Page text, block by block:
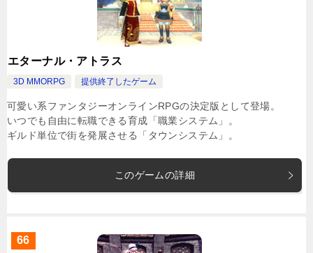
エターナル・アトラス
3D MMORPG 提供終了したゲーム
可愛い系ファンタジーオンラインRPGの決定版として登場。
いつでも自由に転職できる育成「職業システム」。
ギルド単位で街を発展させる「タウンシステム」。
このゲームの詳細
66